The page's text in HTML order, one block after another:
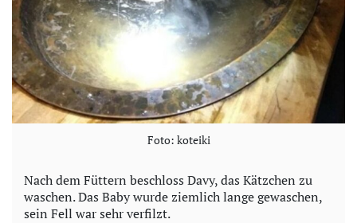
Foto: koteiki
Nach dem Füttern beschloss Davy, das Kätzchen zu
waschen. Das Baby wurde ziemlich lange gewaschen,
sein Fell war sehr verfilzt.